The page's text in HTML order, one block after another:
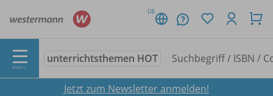
DE
MENÜ
unterrichtsthemen HOT
Jetzt zum Newsletter anmelden!